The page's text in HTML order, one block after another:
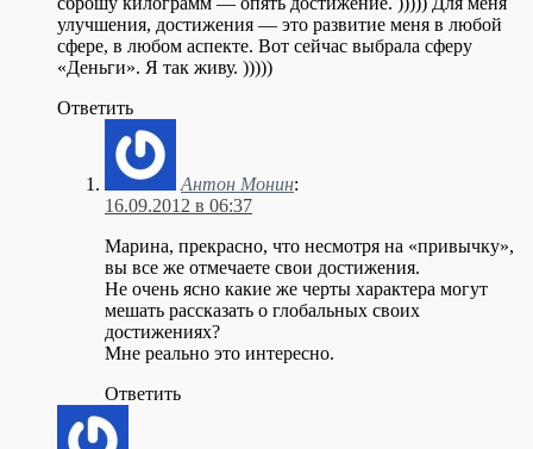
улучшения, достижения — это развитие меня в любой
сфере, в любом аспекте. Вот сейчас выбрала сферу
«Деньги». Я так живу. )))))
Ответить
Антон Монин:
16.09.2012 в 06:37
Марина, прекрасно, что несмотря на «привычку»,
вы все же отмечаете свои достижения.
Не очень ясно какие же черты характера могут
мешать рассказать о глобальных своих
достижениях?
Мне реально это интересно.
Ответить